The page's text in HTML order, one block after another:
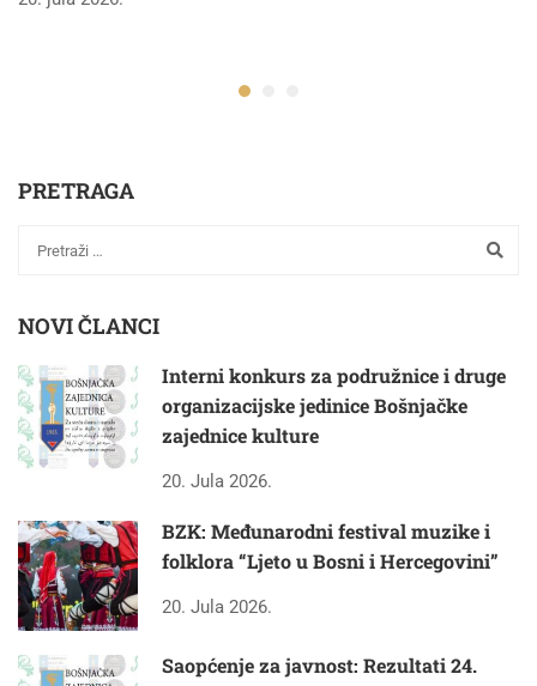
PRETRAGA
NOVI ČLANCI
Interni konkurs za podružnice i druge
organizacijske jedinice Bošnjačke
zajednice kulture
20. Jula 2026.
BZK: Međunarodni festival muzike i
folklora “Ljeto u Bosni i Hercegovini”
20. Jula 2026.
Saopćenje za javnost: Rezultati 24.